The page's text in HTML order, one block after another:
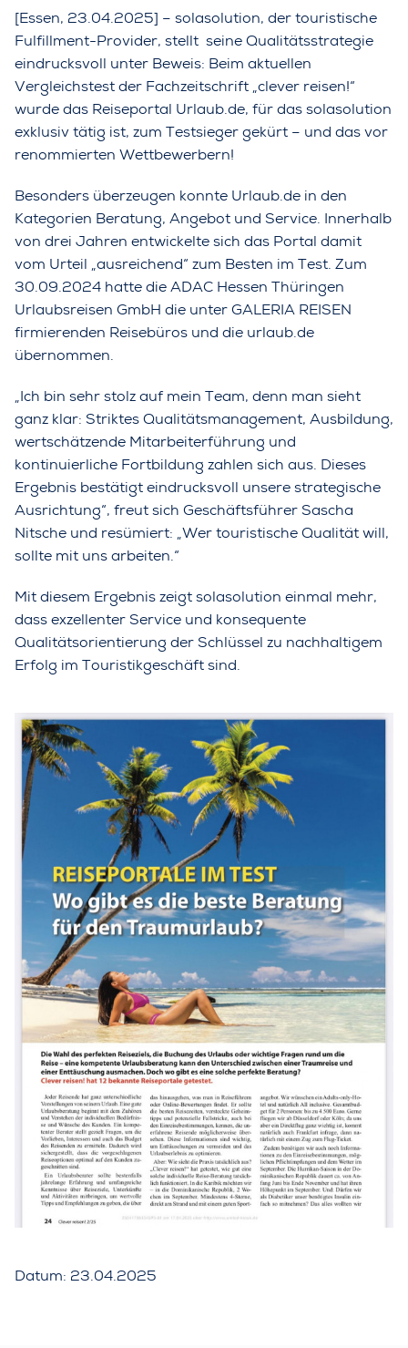
Datum: 23.04.2025
[Essen, 23.04.2025] – solasolution, der touristische
Fulfillment-Provider, stellt seine Qualitätsstrategie
eindrucksvoll unter Beweis: Beim aktuellen
Vergleichstest der Fachzeitschrift „clever reisen!“
wurde das Reiseportal Urlaub.de, für das solasolution
exklusiv tätig ist, zum Testsieger gekürt – und das vor
renommierten Wettbewerbern!
Besonders überzeugen konnte Urlaub.de in den
Kategorien Beratung, Angebot und Service. Innerhalb
von drei Jahren entwickelte sich das Portal damit
vom Urteil „ausreichend“ zum Besten im Test. Zum
30.09.2024 hatte die ADAC Hessen Thüringen
Urlaubsreisen GmbH die unter GALERIA REISEN
firmierenden Reisebüros und die urlaub.de
übernommen.
„Ich bin sehr stolz auf mein Team, denn man sieht
ganz klar: Striktes Qualitätsmanagement, Ausbildung,
wertschätzende Mitarbeiterführung und
kontinuierliche Fortbildung zahlen sich aus. Dieses
Ergebnis bestätigt eindrucksvoll unsere strategische
Ausrichtung“, freut sich Geschäftsführer Sascha
Nitsche und resümiert: „Wer touristische Qualität will,
sollte mit uns arbeiten.“
Mit diesem Ergebnis zeigt solasolution einmal mehr,
dass exzellenter Service und konsequente
Qualitätsorientierung der Schlüssel zu nachhaltigem
Erfolg im Touristikgeschäft sind.